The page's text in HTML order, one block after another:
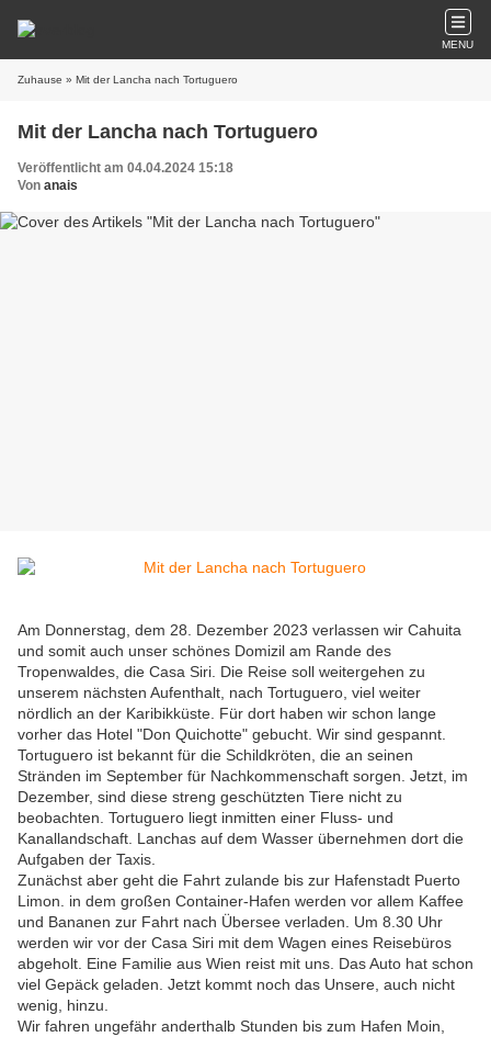
MENU
Zuhause » Mit der Lancha nach Tortuguero
Mit der Lancha nach Tortuguero
Veröffentlicht am 04.04.2024 15:18
Von anais
Am Donnerstag, dem 28. Dezember 2023 verlassen wir Cahuita
und somit auch unser schönes Domizil am Rande des
Tropenwaldes, die Casa Siri. Die Reise soll weitergehen zu
unserem nächsten Aufenthalt, nach Tortuguero, viel weiter
nördlich an der Karibikküste. Für dort haben wir schon lange
vorher das Hotel "Don Quichotte" gebucht. Wir sind gespannt.
Tortuguero ist bekannt für die Schildkröten, die an seinen
Stränden im September für Nachkommenschaft sorgen. Jetzt, im
Dezember, sind diese streng geschützten Tiere nicht zu
beobachten. Tortuguero liegt inmitten einer Fluss- und
Kanallandschaft. Lanchas auf dem Wasser übernehmen dort die
Aufgaben der Taxis.
Zunächst aber geht die Fahrt zulande bis zur Hafenstadt Puerto
Limon. in dem großen Container-Hafen werden vor allem Kaffee
und Bananen zur Fahrt nach Übersee verladen. Um 8.30 Uhr
werden wir vor der Casa Siri mit dem Wagen eines Reisebüros
abgeholt. Eine Familie aus Wien reist mit uns. Das Auto hat schon
viel Gepäck geladen. Jetzt kommt noch das Unsere, auch nicht
wenig, hinzu.
Wir fahren ungefähr anderthalb Stunden bis zum Hafen Moin,